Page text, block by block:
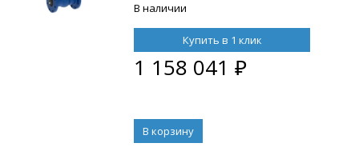
В наличии
Купить в 1 клик
1 158 041 ₽
В корзину